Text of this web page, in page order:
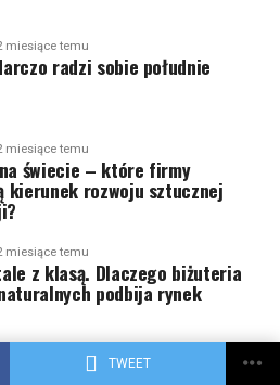
TWEET
miesiące temu
radzi sobie południe
miesiące temu
świecie – które firmy
kierunek rozwoju sztucznej
miesiące temu
z klasą. Dlaczego biżuteria
podbija rynek
2 miesiące temu